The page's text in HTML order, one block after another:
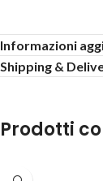
Informazioni
Shipping &
Prodotti